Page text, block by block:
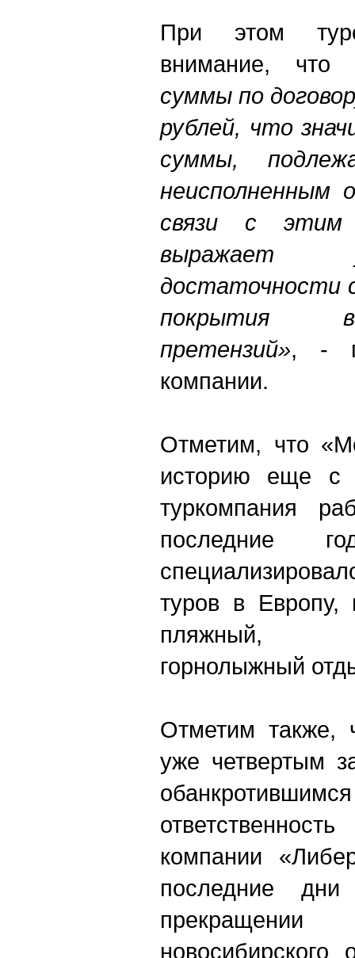
При этом
внимание,
суммы по
рублей, что
суммы,
неисполненным
связи с
выражает
достаточности
покрытия
претензий», -
компании.
Отметим, что
историю еще с
туркомпания
последние
туров в Европу,
пляжный,
горнолыжный
Отметим также,
уже четвертым
компании
последние
прекращении
новосибирского